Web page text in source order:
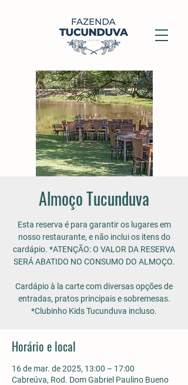
Almoço Tucunduva
Esta reserva é para garantir os lugares em
nosso restaurante, e não inclui os itens do
cardápio. *ATENÇÃO: O VALOR DA RESERVA
SERÁ ABATIDO NO CONSUMO DO ALMOÇO.
Cardápio à la carte com diversas opções de
entradas, pratos principais e sobremesas.
*Clubinho Kids Tucunduva incluso.
Horário e local
16 de mar. de 2025, 13:00 – 17:00
Cabreúva, Rod. Dom Gabriel Paulino Bueno